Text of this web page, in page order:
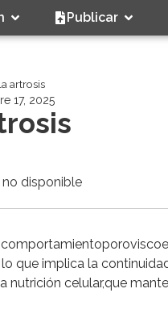
Publicar
artrosis
17, 2025
no disponible
que implica la
nutrición celular,que